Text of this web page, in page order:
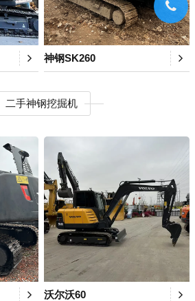
神钢SK260
二手神钢挖掘机
沃尔沃60